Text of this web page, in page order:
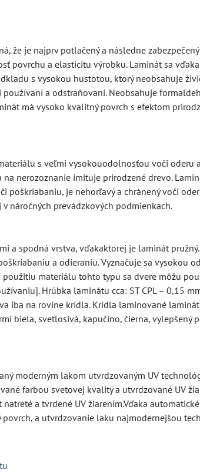
že je najprv potlačený a následne
povrchu a elasticitu výrobku. Laminát sa
s vysokou hustotou, ktorý neobsahuje
a odstraňovaní. Neobsahuje
má vysoko kvalitný povrch s efektom
s veľmi vysokouodolnosťou voči oderu
nerozoznanie imituje prirodzené drevo.
je nehorľavý a chránený voči
náročných prevádzkových podmienkach.
a spodná vrstva, vďakaktorej je laminát
a odieraniu. Vyznačuje sa vysokou
materiálu tohto typu sa dvere môžu
Hrúbka laminátu cca: ST CPL – 0,15
iba na rovine krídla. Krídla laminované
biela, svetlosivá, kapučíno, čierna,
moderným lakom utvrdzovaným UV
farbou svetovej kvality a utvrdzované UV
a tvrdené UV žiarením.Vďaka
a utvrdzovanie laku najmodernejšou